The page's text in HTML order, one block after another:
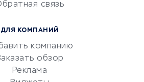
связь
ДЛЯ КОМПАНИЙ
компанию
обзор
Реклама